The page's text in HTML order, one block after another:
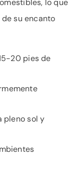
lo que
su encanto
20 pies de
pleno sol y